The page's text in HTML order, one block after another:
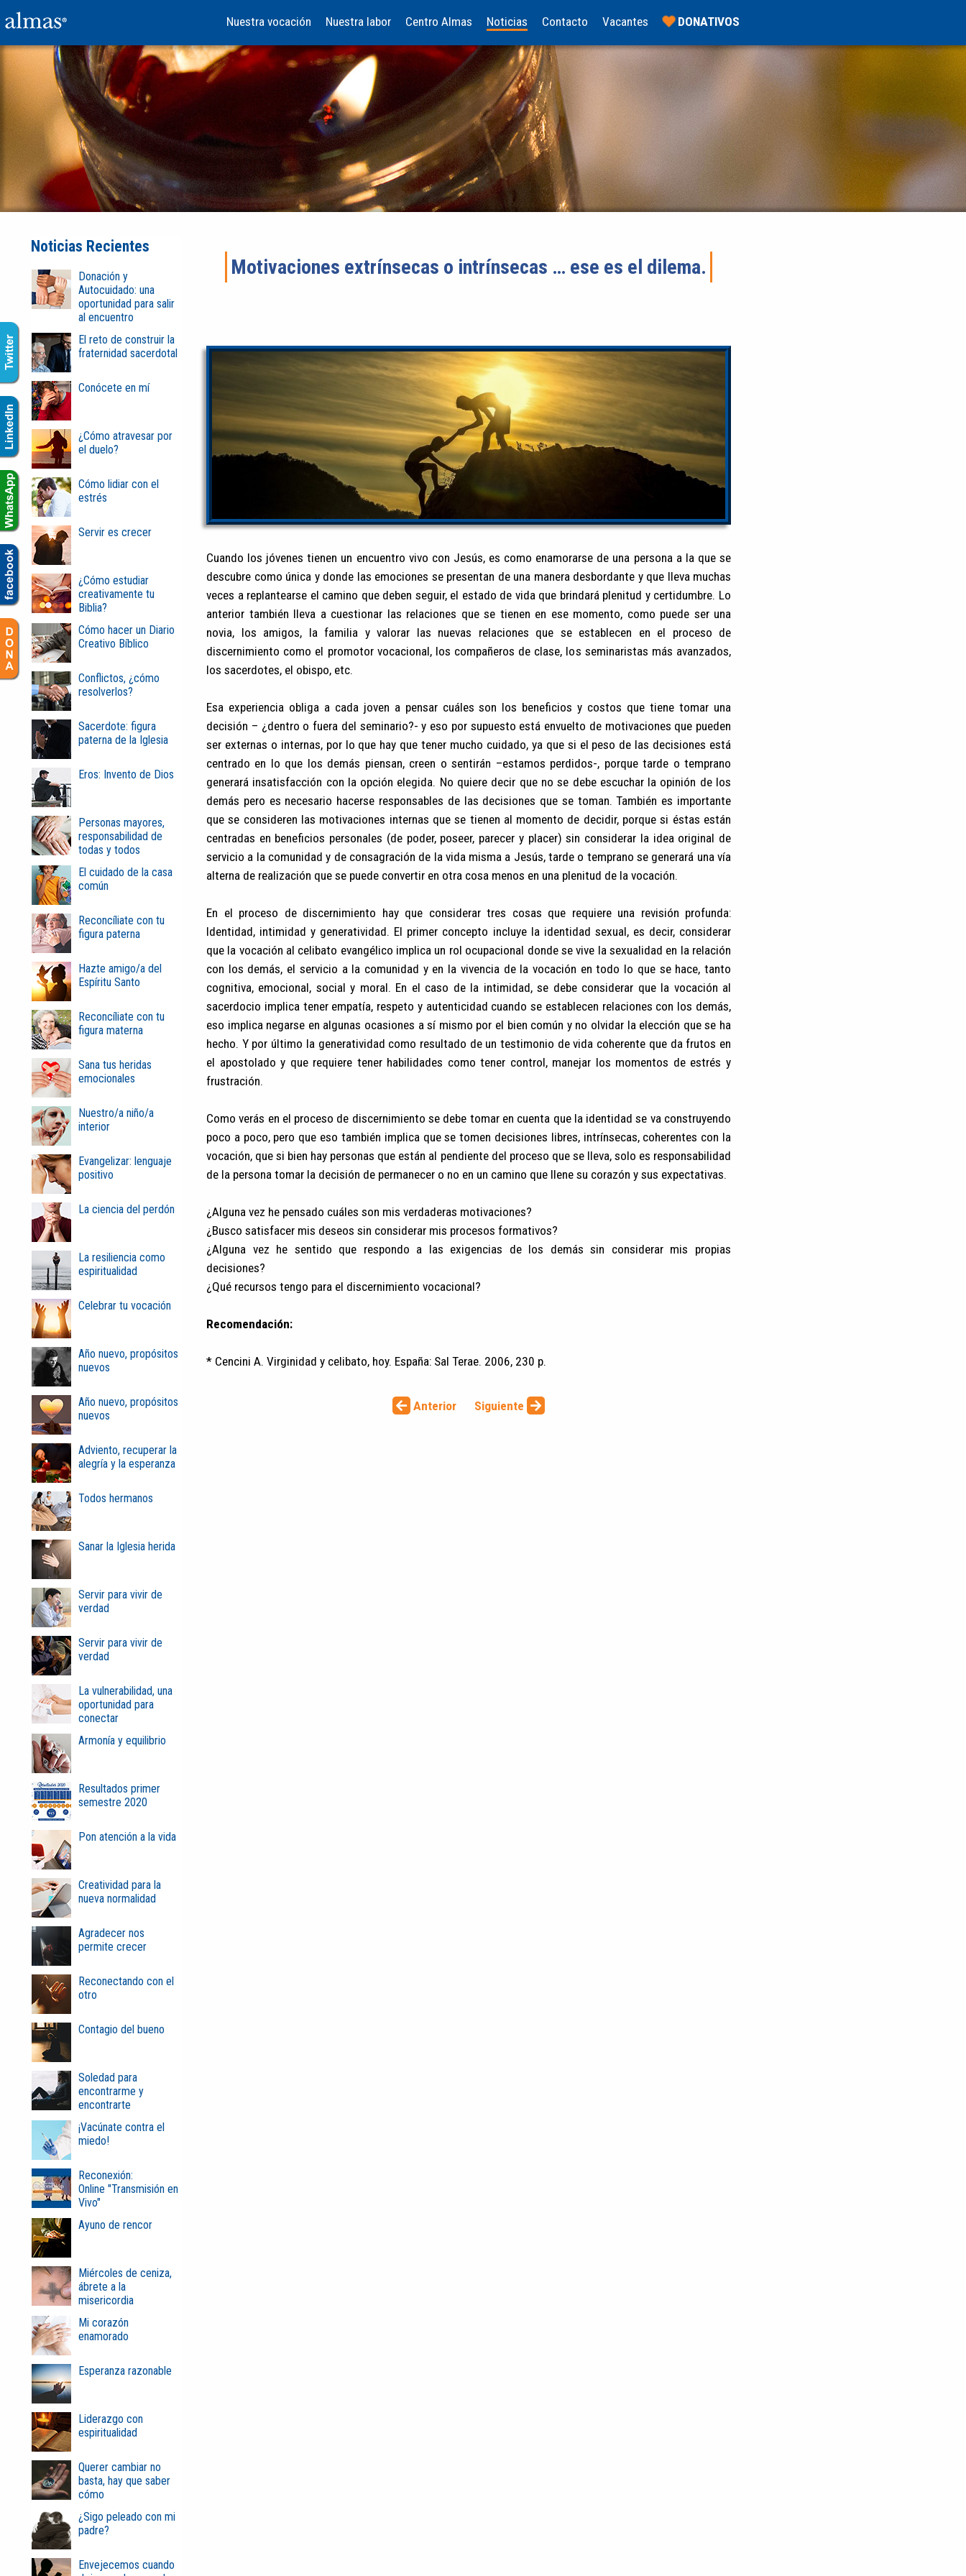
Nuestra vocación Nuestra labor Centro Almas Noticias Contacto Vacantes DONATIVOS
Noticias Recientes
Donación y
Autocuidado: una
oportunidad para salir
al encuentro
El reto de construir la
fraternidad sacerdotal
Conócete en mí
¿Cómo atravesar por
el duelo?
Cómo lidiar con el
estrés
Servir es crecer
¿Cómo estudiar
creativamente tu
Biblia?
Cómo hacer un Diario
Creativo Bíblico
Conflictos, ¿cómo
resolverlos?
Sacerdote: figura
paterna de la Iglesia
Eros: Invento de Dios
Personas mayores,
responsabilidad de
todas y todos
El cuidado de la casa
común
Reconcíliate con tu
figura paterna
Hazte amigo/a del
Espíritu Santo
Reconcíliate con tu
figura materna
Sana tus heridas
emocionales
Nuestro/a niño/a
interior
Evangelizar: lenguaje
positivo
La ciencia del perdón
La resiliencia como
espiritualidad
Celebrar tu vocación
Año nuevo, propósitos
nuevos
Año nuevo, propósitos
nuevos
Adviento, recuperar la
alegría y la esperanza
Todos hermanos
Sanar la Iglesia herida
Servir para vivir de
verdad
Servir para vivir de
verdad
La vulnerabilidad, una
oportunidad para
conectar
Armonía y equilibrio
Resultados primer
semestre 2020
Pon atención a la vida
Creatividad para la
nueva normalidad
Agradecer nos
permite crecer
Reconectando con el
otro
Contagio del bueno
Soledad para
encontrarme y
encontrarte
¡Vacúnate contra el
miedo!
Reconexión:
Online "Transmisión en
Vivo"
Ayuno de rencor
Miércoles de ceniza,
ábrete a la
misericordia
Mi corazón
enamorado
Esperanza razonable
Liderazgo con
espiritualidad
Querer cambiar no
basta, hay que saber
cómo
¿Sigo peleado con mi
padre?
Envejecemos cuando
Motivaciones extrínsecas o intrínsecas … ese es el dilema.
Cuando los jóvenes tienen un encuentro vivo con Jesús, es como enamorarse de una persona a la que se
descubre como única y donde las emociones se presentan de una manera desbordante y que lleva muchas
veces a replantearse el camino que deben seguir, el estado de vida que brindará plenitud y certidumbre. Lo
anterior también lleva a cuestionar las relaciones que se tienen en ese momento, como puede ser una
novia, los amigos, la familia y valorar las nuevas relaciones que se establecen en el proceso de
discernimiento como el promotor vocacional, los compañeros de clase, los seminaristas más avanzados,
los sacerdotes, el obispo, etc.
Esa experiencia obliga a cada joven a pensar cuáles son los beneficios y costos que tiene tomar una
decisión – ¿dentro o fuera del seminario?- y eso por supuesto está envuelto de motivaciones que pueden
ser externas o internas, por lo que hay que tener mucho cuidado, ya que si el peso de las decisiones está
centrado en lo que los demás piensan, creen o sentirán –estamos perdidos-, porque tarde o temprano
generará insatisfacción con la opción elegida. No quiere decir que no se debe escuchar la opinión de los
demás pero es necesario hacerse responsables de las decisiones que se toman. También es importante
que se consideren las motivaciones internas que se tienen al momento de decidir, porque si éstas están
centradas en beneficios personales (de poder, poseer, parecer y placer) sin considerar la idea original de
servicio a la comunidad y de consagración de la vida misma a Jesús, tarde o temprano se generará una vía
alterna de realización que se puede convertir en otra cosa menos en una plenitud de la vocación.
En el proceso de discernimiento hay que considerar tres cosas que requiere una revisión profunda:
Identidad, intimidad y generatividad. El primer concepto incluye la identidad sexual, es decir, considerar
que la vocación al celibato evangélico implica un rol ocupacional donde se vive la sexualidad en la relación
con los demás, el servicio a la comunidad y en la vivencia de la vocación en todo lo que se hace, tanto
cognitiva, emocional, social y moral. En el caso de la intimidad, se debe considerar que la vocación al
sacerdocio implica tener empatía, respeto y autenticidad cuando se establecen relaciones con los demás,
eso implica negarse en algunas ocasiones a sí mismo por el bien común y no olvidar la elección que se ha
hecho. Y por último la generatividad como resultado de un testimonio de vida coherente que da frutos en
el apostolado y que requiere tener habilidades como tener control, manejar los momentos de estrés y
frustración.
Como verás en el proceso de discernimiento se debe tomar en cuenta que la identidad se va construyendo
poco a poco, pero que eso también implica que se tomen decisiones libres, intrínsecas, coherentes con la
vocación, que si bien hay personas que están al pendiente del proceso que se lleva, solo es responsabilidad
de la persona tomar la decisión de permanecer o no en un camino que llene su corazón y sus expectativas.
¿Alguna vez he pensado cuáles son mis verdaderas motivaciones?
¿Busco satisfacer mis deseos sin considerar mis procesos formativos?
¿Alguna vez he sentido que respondo a las exigencias de los demás sin considerar mis propias
decisiones?
¿Qué recursos tengo para el discernimiento vocacional?
Recomendación:
* Cencini A. Virginidad y celibato, hoy. España: Sal Terae. 2006, 230 p.
Anterior Siguiente